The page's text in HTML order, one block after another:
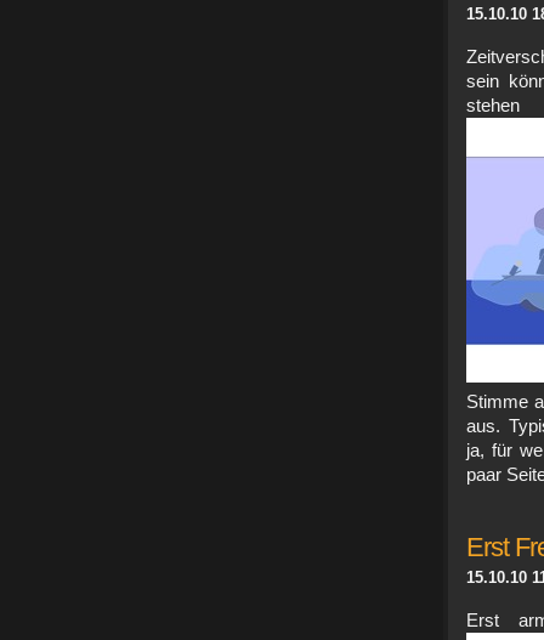
15.10.10
sein
Stimme
aus.
ja, für
paar
Erst
15.10.10
Erst